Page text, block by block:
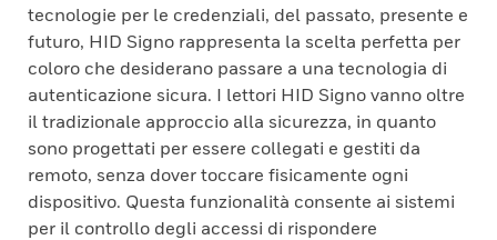
tecnologie per le credenziali, del passato, presente e
futuro, HID Signo rappresenta la scelta perfetta per
coloro che desiderano passare a una tecnologia di
autenticazione sicura. I lettori HID Signo vanno oltre
il tradizionale approccio alla sicurezza, in quanto
sono progettati per essere collegati e gestiti da
remoto, senza dover toccare fisicamente ogni
dispositivo. Questa funzionalità consente ai sistemi
per il controllo degli accessi di rispondere